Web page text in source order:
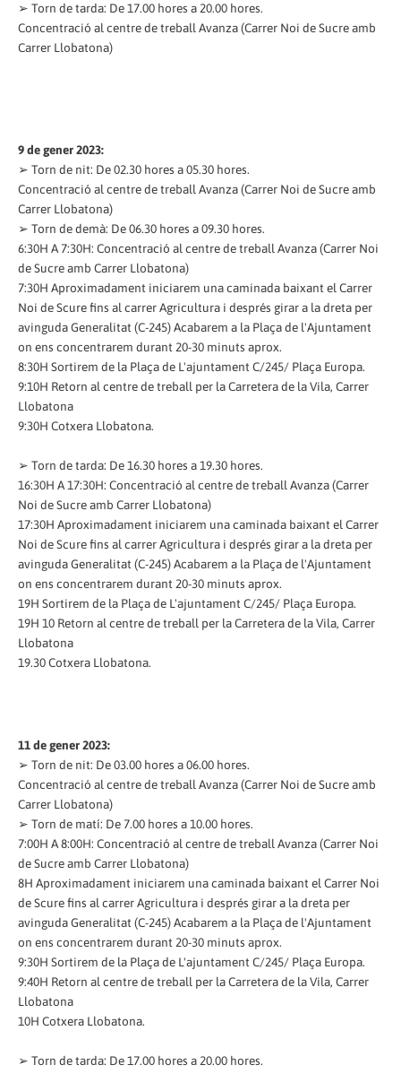
➢ Torn de tarda: De 17.00 hores a 20.00 hores.
Concentració al centre de treball Avanza (Carrer Noi de Sucre amb
Carrer Llobatona)
9 de gener 2023:
➢ Torn de nit: De 02.30 hores a 05.30 hores.
Concentració al centre de treball Avanza (Carrer Noi de Sucre amb
Carrer Llobatona)
➢ Torn de demà: De 06.30 hores a 09.30 hores.
6:30H A 7:30H: Concentració al centre de treball Avanza (Carrer Noi
de Sucre amb Carrer Llobatona)
7:30H Aproximadament iniciarem una caminada baixant el Carrer
Noi de Scure fins al carrer Agricultura i després girar a la dreta per
avinguda Generalitat (C-245) Acabarem a la Plaça de l'Ajuntament
on ens concentrarem durant 20-30 minuts aprox.
8:30H Sortirem de la Plaça de L'ajuntament C/245/ Plaça Europa.
9:10H Retorn al centre de treball per la Carretera de la Vila, Carrer
Llobatona
9:30H Cotxera Llobatona.
➢ Torn de tarda: De 16.30 hores a 19.30 hores.
16:30H A 17:30H: Concentració al centre de treball Avanza (Carrer
Noi de Sucre amb Carrer Llobatona)
17:30H Aproximadament iniciarem una caminada baixant el Carrer
Noi de Scure fins al carrer Agricultura i després girar a la dreta per
avinguda Generalitat (C-245) Acabarem a la Plaça de l'Ajuntament
on ens concentrarem durant 20-30 minuts aprox.
19H Sortirem de la Plaça de L'ajuntament C/245/ Plaça Europa.
19H 10 Retorn al centre de treball per la Carretera de la Vila, Carrer
Llobatona
19.30 Cotxera Llobatona.
11 de gener 2023:
➢ Torn de nit: De 03.00 hores a 06.00 hores.
Concentració al centre de treball Avanza (Carrer Noi de Sucre amb
Carrer Llobatona)
➢ Torn de matí: De 7.00 hores a 10.00 hores.
7:00H A 8:00H: Concentració al centre de treball Avanza (Carrer Noi
de Sucre amb Carrer Llobatona)
8H Aproximadament iniciarem una caminada baixant el Carrer Noi
de Scure fins al carrer Agricultura i després girar a la dreta per
avinguda Generalitat (C-245) Acabarem a la Plaça de l'Ajuntament
on ens concentrarem durant 20-30 minuts aprox.
9:30H Sortirem de la Plaça de L'ajuntament C/245/ Plaça Europa.
9:40H Retorn al centre de treball per la Carretera de la Vila, Carrer
Llobatona
10H Cotxera Llobatona.
➢ Torn de tarda: De 17.00 hores a 20.00 hores.